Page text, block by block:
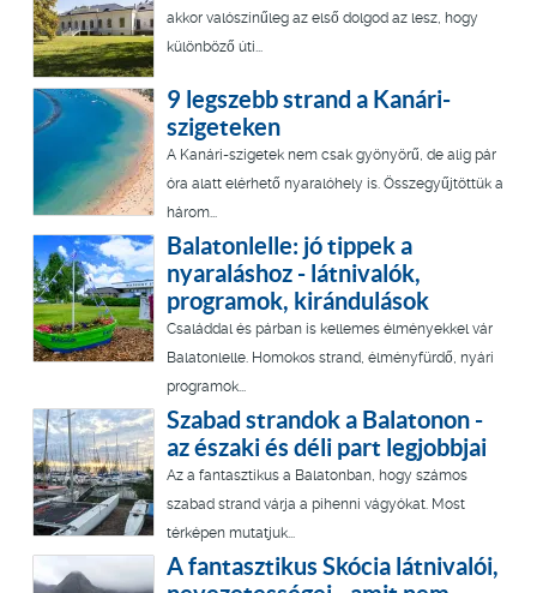
akkor valószínűleg az első dolgod az lesz, hogy
különböző úti...
9 legszebb strand a Kanári-
szigeteken
A Kanári-szigetek nem csak gyönyörű, de alig pár
óra alatt elérhető nyaralóhely is. Összegyűjtöttük a
három...
Balatonlelle: jó tippek a
nyaraláshoz - látnivalók,
programok, kirándulások
Családdal és párban is kellemes élményekkel vár
Balatonlelle. Homokos strand, élményfürdő, nyári
programok...
Szabad strandok a Balatonon -
az északi és déli part legjobbjai
Az a fantasztikus a Balatonban, hogy számos
szabad strand várja a pihenni vágyókat. Most
térképen mutatjuk...
A fantasztikus Skócia látnivalói,